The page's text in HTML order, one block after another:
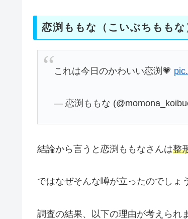
恋渕ももな（こいぶちももな
これは今日のかわいい恋渕💗
— 恋渕ももな
結論から言うと恋渕ももなさんは整
ではなぜそんな噂が立ったのでしょ
調査の結果、以下の理由が考えられ